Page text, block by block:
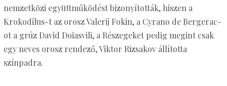
nemzetközi együttműködést bizonyították, hiszen a
Krokodilus-t az orosz Valerij Fokin, a Cyrano de Bergerac-
ot a grúz David Doiasvili, a Részegeket pedig megint csak
egy neves orosz rendező, Viktor Rizsakov állította
színpadra.